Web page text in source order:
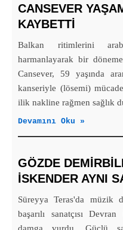
CANSEVER
KAYBETTI
Balkan ritimlerini
harmanlayarak bir
Cansever, 59 yaşında
kanseriyle (lösemi)
ilik nakline rağmen sağlık
Devamını Oku »
GÖZDE
İSKENDER AYNI
Süreyya Teras'da müzik
başarılı sanatçısı
damga vurdu. Güçlü